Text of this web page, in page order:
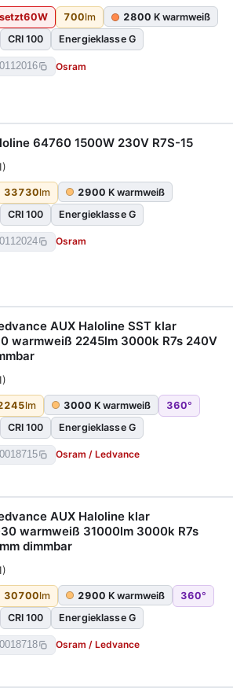
60W 700lm 2800 K warmweiß
CRI 100 Energieklasse G
Osram
64760 1500W 230V R7S-15
33730lm 2900 K warmweiß
CRI 100 Energieklasse G
Osram
AUX Haloline SST klar
warmweiß 2245lm 3000k R7s 240V
lm 3000 K warmweiß 360°
CRI 100 Energieklasse G
Osram / Ledvance
AUX Haloline klar
warmweiß 31000lm 3000k R7s
dimmbar
30700lm 2900 K warmweiß 360°
CRI 100 Energieklasse G
Osram / Ledvance